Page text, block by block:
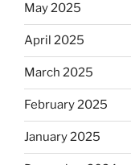
May 2025
April 2025
March 2025
February 2025
January 2025